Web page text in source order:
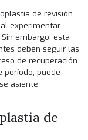
de revisión
experimentar
embargo, esta
deben seguir las
de recuperación
período, puede
asiente
de